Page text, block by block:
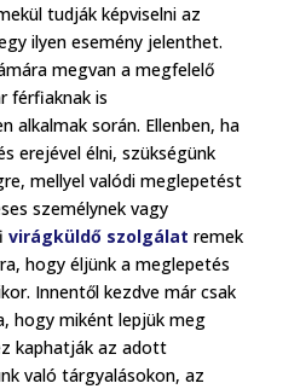
tudják képviselni az
ilyen esemény jelenthet.
megvan a megfelelő
férfiaknak is
alkalmak során. Ellenben, ha
erejével élni, szükségünk
mellyel valódi meglepetést
személynek vagy
virágküldő szolgálat remek
hogy éljünk a meglepetés
Innentől kezdve már csak
hogy miként lepjük meg
kaphatják az adott
való tárgyalásokon, az